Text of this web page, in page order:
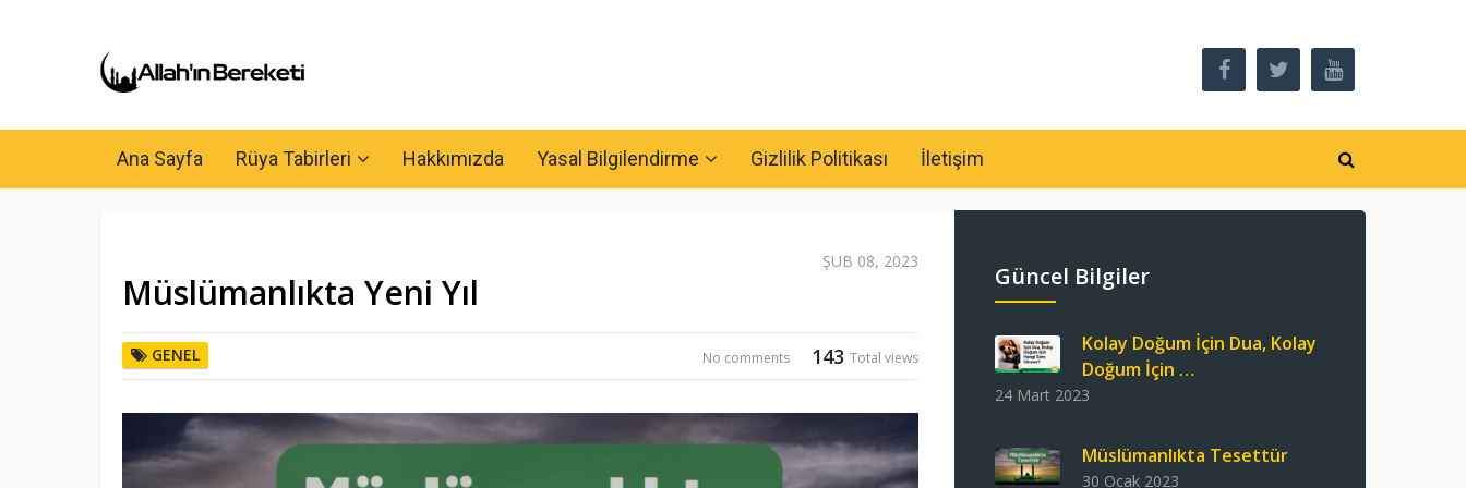
Ana Sayfa Rüya Tabirleri Hakkımızda Yasal Bilgilendirme Gizlilik Politikası İletişim
ŞUB 08, 2023
Müslümanlıkta Yeni Yıl
GENEL 143 Total views
No comments
Güncel Bilgiler
Kolay Doğum İçin Dua, Kolay
Doğum İçin …
24 Mart 2023
Müslümanlıkta Tesettür
30 Ocak 2023